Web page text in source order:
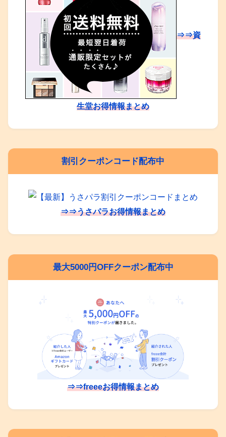
⇒⇒資
生堂お得情報まとめ
割引クーポンコード配布中
⇒⇒うさパラお得情報まとめ
最大5000円OFFクーポン配布中
⇒⇒freeeお得情報まとめ